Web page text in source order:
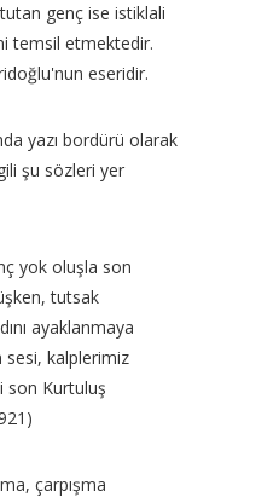
genç ise istiklali
temsil etmektedir.
eseridir.
yazı bordürü olarak
şu sözleri yer
yok oluşla son
tutsak
ayaklanmaya
sesi, kalplerimiz
son Kurtuluş
çarpışma